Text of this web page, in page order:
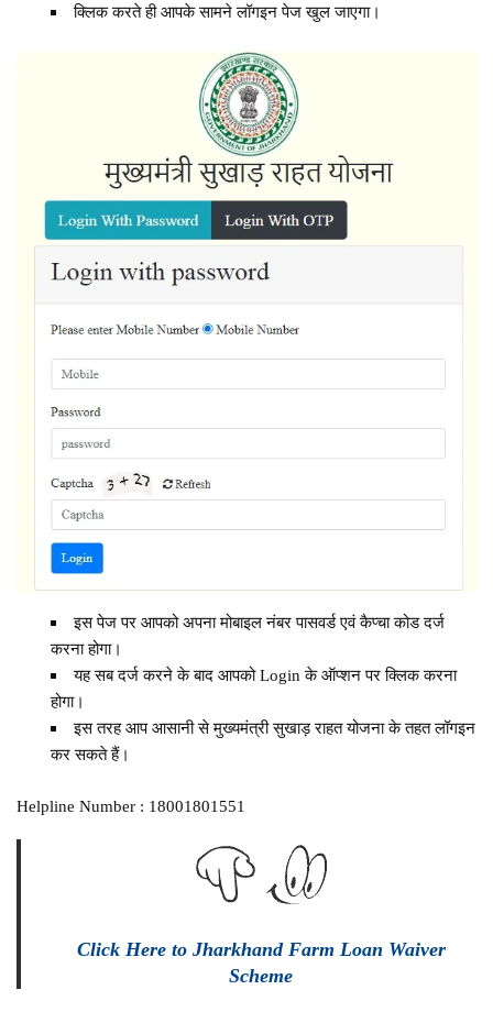
क्लिक करते ही आपके सामने लॉगइन पेज खुल जाएगा।
इस पेज पर आपको अपना मोबाइल नंबर पासवर्ड एवं कैप्चा कोड दर्ज
करना होगा।
यह सब दर्ज करने के बाद आपको Login के ऑप्शन पर क्लिक करना
होगा।
इस तरह आप आसानी से मुख्यमंत्री सुखाड़ राहत योजना के तहत लॉगइन
कर सकते हैं।
Helpline Number : 18001801551
Click Here to Jharkhand Farm Loan Waiver
Scheme